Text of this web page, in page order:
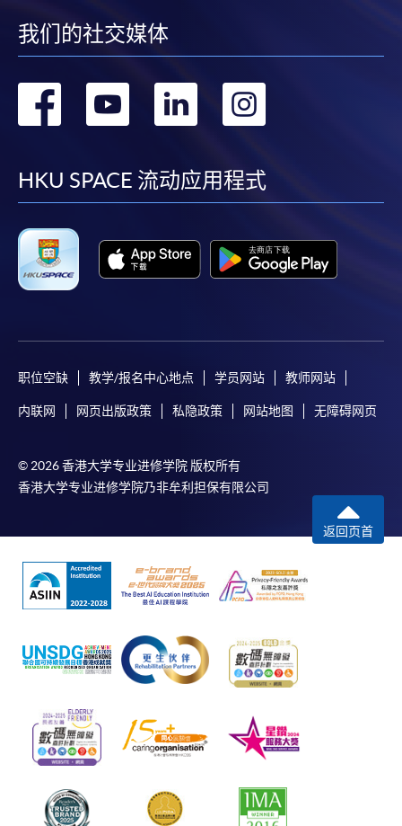
我们的社交媒体
转
facebook
转
youtube
转
linkedin
HKU SPACE 流动应用程式
职位空缺 教学/报名中心地点 学员网站 教师网站
内联网 网页出版政策 私隐政策 网站地图 无障碍网页
© 2026 香港大学专业进修学院 版权所有
香港大学专业进修学院乃非牟利担保有限公司
返回页首